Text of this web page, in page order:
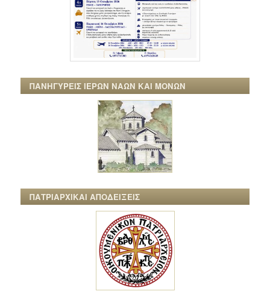
ΠΑΝΗΓΥΡΕΙΣ ΙΕΡΩΝ ΝΑΩΝ ΚΑΙ ΜΟΝΩΝ
ΠΑΤΡΙΑΡΧΙΚΑΙ ΑΠΟΔΕΙΞΕΙΣ